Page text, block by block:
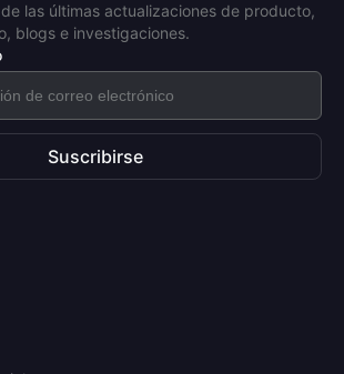
las últimas actualizaciones de producto,
blogs e investigaciones.
Suscribirse